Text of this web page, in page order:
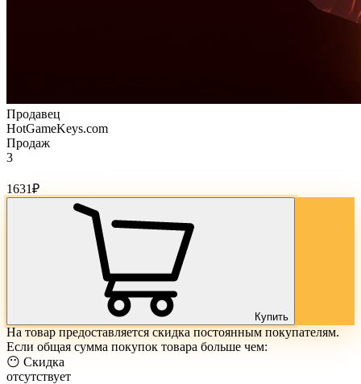
Продавец
HotGameKeys.com
Продаж
3
1631₽
Купить
На товар предоставляется скидка постоянным покупателям.
Если общая сумма покупок товара больше чем:
😶 Скидка
отсутствует